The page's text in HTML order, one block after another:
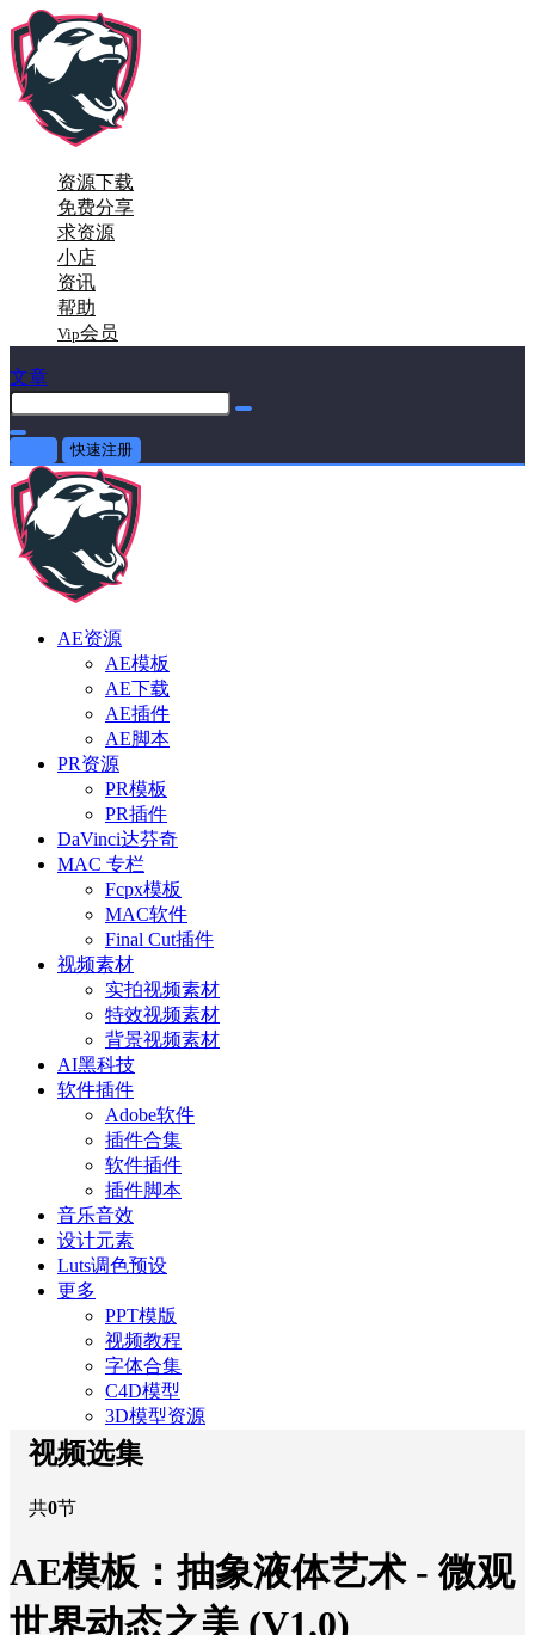
资源下载
免费分享
求资源
小店
资讯
帮助
Vip会员
文章
快速注册
AE资源
AE模板
AE下载
AE插件
AE脚本
PR资源
PR模板
PR插件
DaVinci达芬奇
MAC 专栏
Fcpx模板
MAC软件
Final Cut插件
视频素材
实拍视频素材
特效视频素材
背景视频素材
AI黑科技
软件插件
Adobe软件
插件合集
软件插件
插件脚本
音乐音效
设计元素
Luts调色预设
更多
PPT模版
视频教程
字体合集
C4D模型
3D模型资源
视频选集
共0节
AE模板：抽象液体艺术 - 微观
世界动态之美 (V1.0)